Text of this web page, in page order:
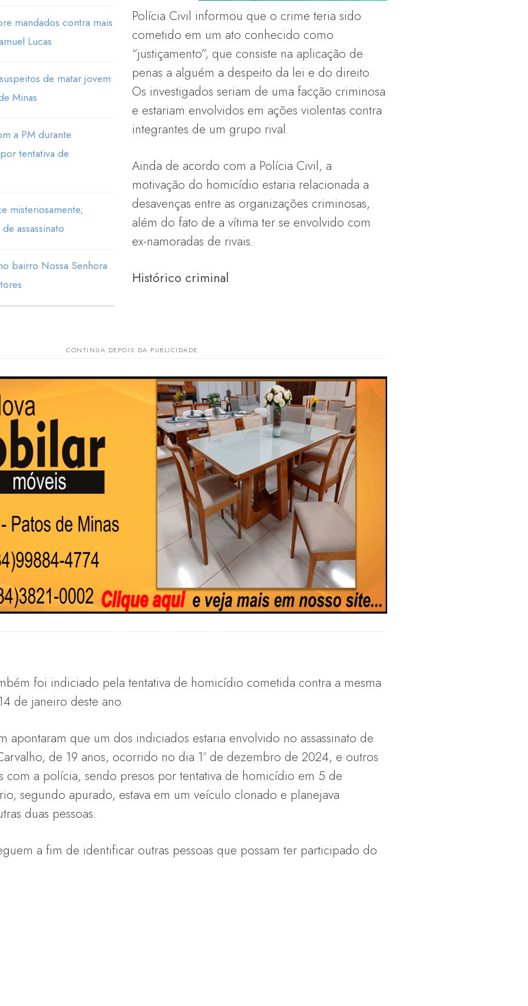
mandados contra mais
Lucas
de matar jovem
Minas
a PM durante
tentativa de
misteriosamente;
assassinato
bairro Nossa Senhora
Polícia Civil informou que o crime teria sido
cometido em um ato conhecido como
“justiçamento”, que consiste na aplicação de
penas a alguém a despeito da lei e do direito.
Os investigados seriam de uma facção criminosa
e estariam envolvidos em ações violentas contra
integrantes de um grupo rival.
Ainda de acordo com a Polícia Civil, a
motivação do homicídio estaria relacionada a
desavenças entre as organizações criminosas,
além do fato de a vítima ter se envolvido com
ex-namoradas de rivais.
Histórico criminal
foi indiciado pela tentativa de homicídio cometida contra a mesma
de janeiro deste ano.
apontaram que um dos indiciados estaria envolvido no assassinato de
de 19 anos, ocorrido no dia 1º de dezembro de 2024, e outros
com a polícia, sendo presos por tentativa de homicídio em 5 de
segundo apurado, estava em um veículo clonado e planejava
duas pessoas.
a fim de identificar outras pessoas que possam ter participado do